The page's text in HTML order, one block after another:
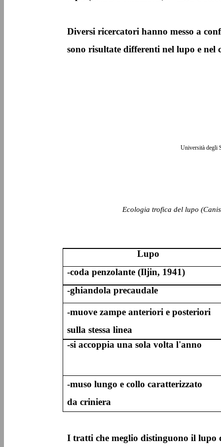
Università degli
Diversi ricercatori hanno messo a
sono risultate differenti nel lupo e nel
Ecologia trofica del lupo
Lupo
-coda penzolante (Iljin, 1941)
-ghiandola precaudale
-muove zampe anteriori e posteriori
sulla stessa linea
-si accoppia una sola volta l'anno
-muso lungo e collo caratterizzato
da criniera
I tratti che meglio distinguono il lupo